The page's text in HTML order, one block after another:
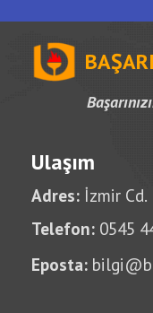
BAŞARI
Ulaşım
Adres: İzmir Cd.
Telefon: 0545
Eposta: